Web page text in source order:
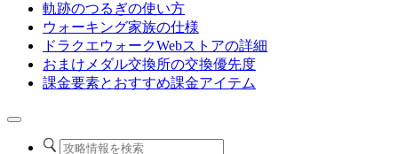
軌跡のつるぎの使い方
ウォーキング家族の仕様
ドラクエウォークWebストアの詳細
おまけメダル交換所の交換優先度
課金要素とおすすめ課金アイテム